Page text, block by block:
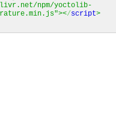
npm/yoctolib-
></script>